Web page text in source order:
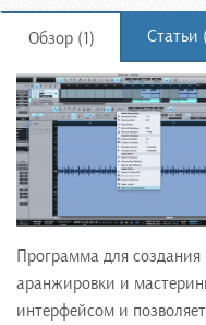
Обзор (1) Статьи
Программа для
аранжировки и
интерфейсом и